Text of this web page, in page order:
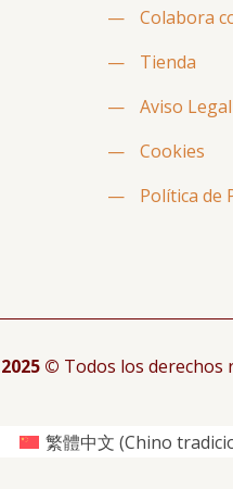
—
Colabora
—
Tienda
—
Aviso Legal
—
Cookies
—
Política de
© Todos los derechos
繁體中文 (Chino